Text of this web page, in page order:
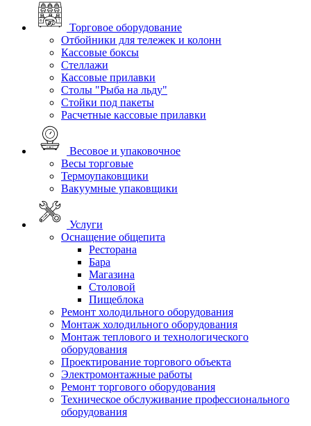
Торговое оборудование
Отбойники для тележек и колонн
Кассовые боксы
Стеллажи
Кассовые прилавки
Столы "Рыба на льду"
Стойки под пакеты
Расчетные кассовые прилавки
Весовое и упаковочное
Весы торговые
Термоупаковщики
Вакуумные упаковщики
Услуги
Оснащение общепита
Ресторана
Бара
Магазина
Столовой
Пищеблока
Ремонт холодильного оборудования
Монтаж холодильного оборудования
Монтаж теплового и технологического
оборудования
Проектирование торгового объекта
Электромонтажные работы
Ремонт торгового оборудования
Техническое обслуживание профессионального
оборудования